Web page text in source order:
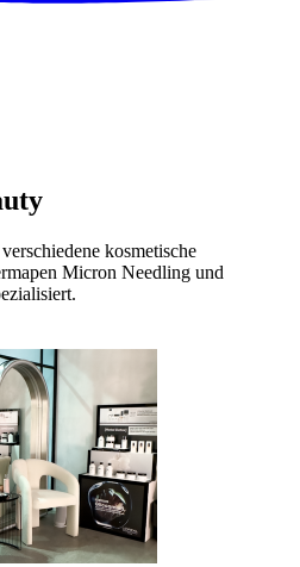
kosmetische
Micron Needling und